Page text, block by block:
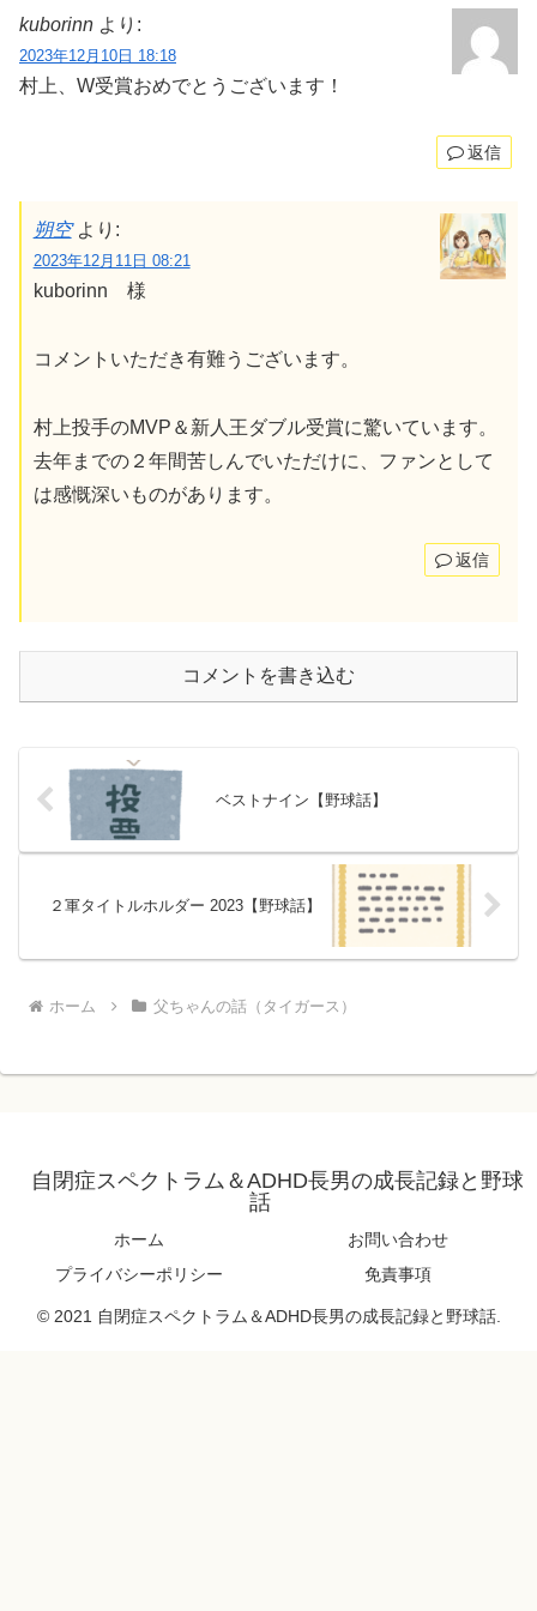
kuborinn より:
2023年12月10日 18:18
村上、W受賞おめでとうございます！
返信
朔空 より:
2023年12月11日 08:21
kuborinn 様
コメントいただき有難うございます。
村上投手のMVP＆新人王ダブル受賞に驚いています。
去年までの２年間苦しんでいただけに、ファンとして
は感慨深いものがあります。
返信
コメントを書き込む
ベストナイン【野球話】
２軍タイトルホルダー 2023【野球話】
ホーム 父ちゃんの話（タイガース）
自閉症スペクトラム＆ADHD長男の成長記録と野球
話
ホーム
お問い合わせ
プライバシーポリシー
免責事項
© 2021 自閉症スペクトラム＆ADHD長男の成長記録と野球話.